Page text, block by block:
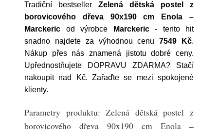
Tradiční bestseller Zelená dětská postel z
borovicového dřeva 90x190 cm Enola –
Marckeric od výrobce Marckeric- tento hit
snadno najdete za výhodnou cenu7549 Kč.
Nákup přes nás znamená jistotu dobré ceny.
Upřednostňujete DOPRAVU ZDARMA? Stačí
nakoupit nad Kč. Zařaďte se mezi spokojené
klienty.
Parametry produktu: Zelená dětská postel z
borovicového dřeva 90x190 cm Enola –